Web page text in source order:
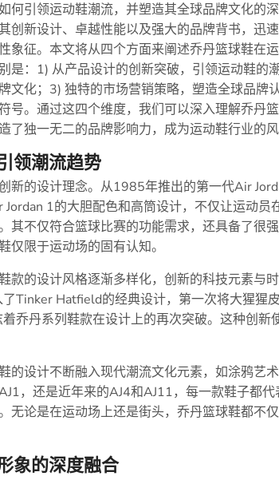
何引领运动鞋潮流，并塑造其全球品牌文化的
创新设计、卓越性能以及强大的品牌背书，迅
象征。本文将从四个方面来阐述乔丹篮球鞋在
是：1) 从产品设计的创新突破，引领运动鞋的
文化；3) 独特的市场营销策略，塑造全球品牌
号。通过这四个维度，我们可以深入理解乔丹
了独一无二的品牌影响力，成为运动鞋行业的风
领潮流趋势
新的设计理念。从1985年推出的第一代Air
1的大胆配色和高筒设计，不仅让运动员
其不仅符合篮球比赛的功能需求，还具备了很
仅限于运动场的固有认知。
款的设计风格逐渐多样化，创新的科技元素与
Tinker Hatfield的经典设计，第一次将大猩猩
乔丹系列鞋款在设计上的再次突破。这种创新
的设计不断融入现代潮流文化元素，如涂鸦艺
，还是近年来的AJ4和AJ11，每一款鞋子都代
无论是在运动场上还是街头，乔丹篮球鞋都不
象的深度融合